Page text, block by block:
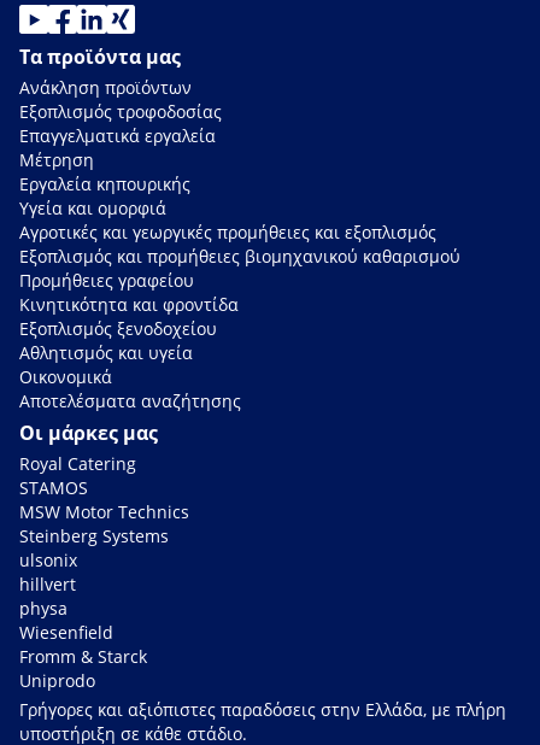
Τα προϊόντα μας
Ανάκληση προϊόντων
Εξοπλισμός τροφοδοσίας
Επαγγελματικά εργαλεία
Μέτρηση
Εργαλεία κηπουρικής
Υγεία και ομορφιά
Αγροτικές και γεωργικές προμήθειες και εξοπλισμός
Εξοπλισμός και προμήθειες βιομηχανικού καθαρισμού
Προμήθειες γραφείου
Κινητικότητα και φροντίδα
Εξοπλισμός ξενοδοχείου
Αθλητισμός και υγεία
Οικονομικά
Αποτελέσματα αναζήτησης
Οι μάρκες μας
Royal Catering
STAMOS
MSW Motor Technics
Steinberg Systems
ulsonix
hillvert
physa
Wiesenfield
Fromm & Starck
Uniprodo
Γρήγορες και αξιόπιστες παραδόσεις στην Ελλάδα, με πλήρη
υποστήριξη σε κάθε στάδιο.